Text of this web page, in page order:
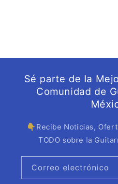
Sé parte de la
Comunidad de
👇Recibe Noticias,
TODO sobre la
Correo electrónico